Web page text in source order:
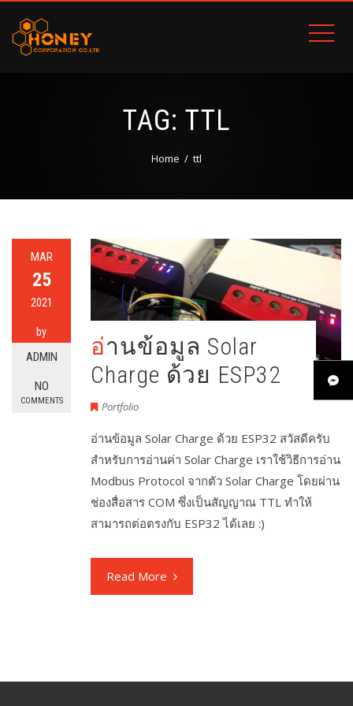
TAG: TTL
Home ttl
MAR
25
2021
by
ADMIN
NO
COMMENTS
อ่านข้อมูล Solar
Charge ด้วย ESP32
Portfolio
อ่านข้อมูล Solar Charge ด้วย ESP32 สวัสดีครับ
สำหรับการอ่านค่า Solar Charge เราใช้วิธีการอ่าน
Modbus Protocol จากตัว Solar Charge โดยผ่าน
ช่องสื่อสาร COM ซึ่งเป็นสัญญาณ TTL ทำให้
สามารถต่อตรงกับ ESP32 ได้เลย :)
Read More